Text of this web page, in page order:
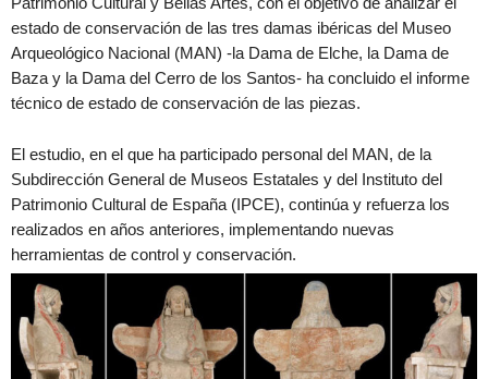
estado de conservación de las tres damas ibéricas del Museo
Arqueológico Nacional (MAN) -la Dama de Elche, la Dama de
Baza y la Dama del Cerro de los Santos- ha concluido el informe
técnico de estado de conservación de las piezas.
El estudio, en el que ha participado personal del MAN, de la
Subdirección General de Museos Estatales y del Instituto del
Patrimonio Cultural de España (IPCE), continúa y refuerza los
realizados en años anteriores, implementando nuevas
herramientas de control y conservación.